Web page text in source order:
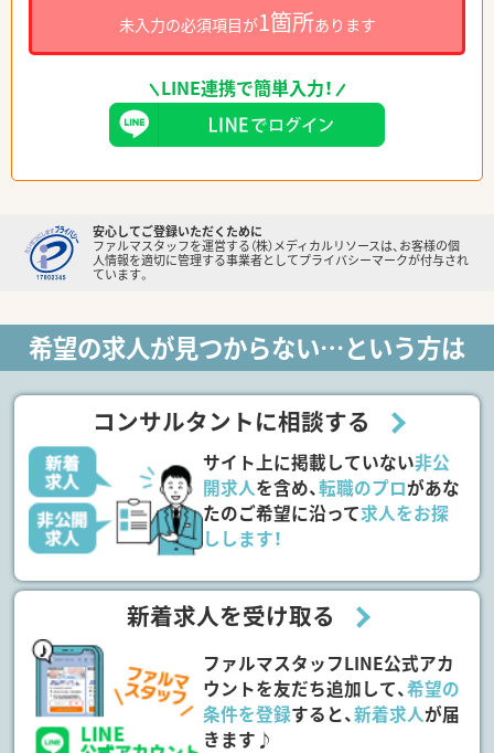
未入力の必須項目が1箇所あります
LINE連携で簡単入力！
安心してご登録いただくために
ファルマスタッフを運営する（株）メディカルリソースは、お客様の個
人情報を適切に管理する事業者としてプライバシーマークが付与され
ています。
希望の求人が見つからない…という方は
コンサルタントに相談する
サイト上に掲載していない非公
開求人を含め、転職のプロがあな
たのご希望に沿って求人をお探
しします！
新着求人を受け取る
ファルマスタッフLINE公式アカ
ウントを友だち追加して、希望の
条件を登録すると、新着求人が届
きます♪